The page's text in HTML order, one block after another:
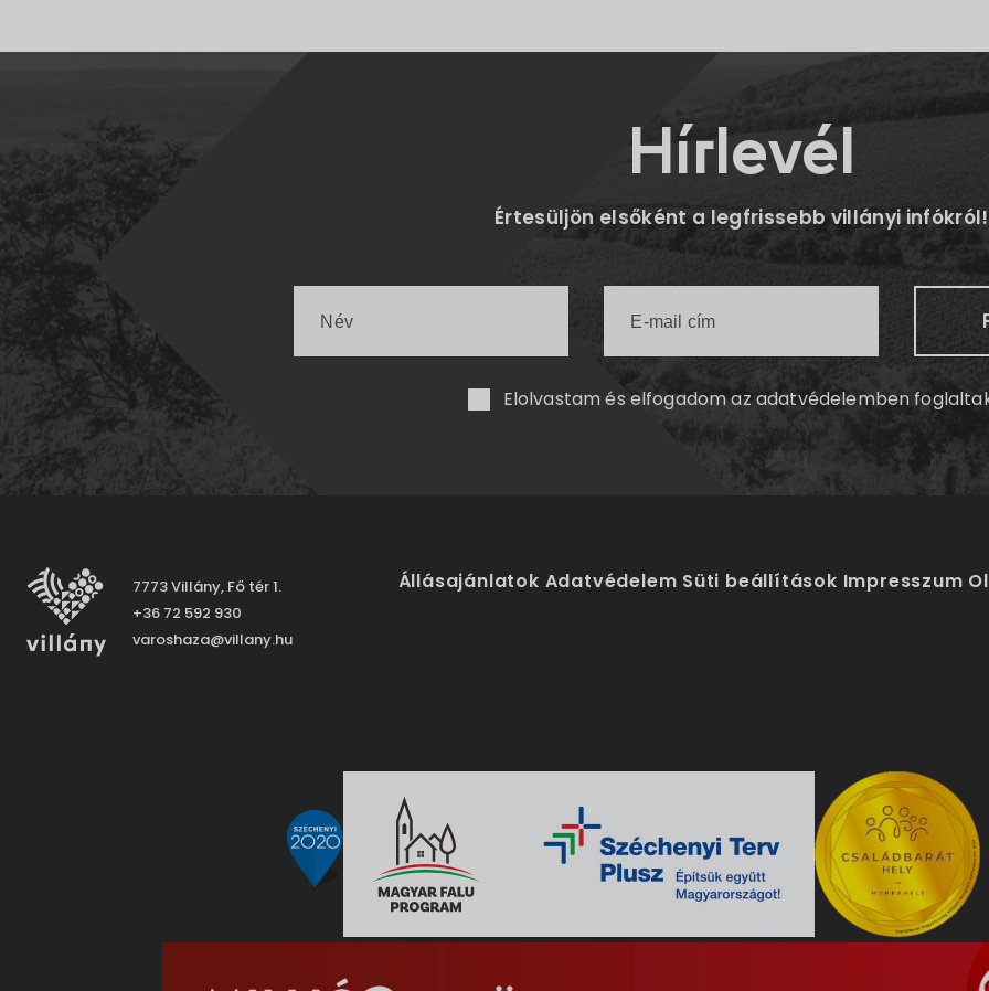
Hírlevél
Értesüljön elsőként a legfrissebb villányi infókról!
Elolvastam és elfogadom azadatvédelemben
7773 Villány, Fő tér 1.
+36 72 592 930
varoshaza@villany.hu
Állásajánlatok Adatvédelem Süti beállítások Impresszum